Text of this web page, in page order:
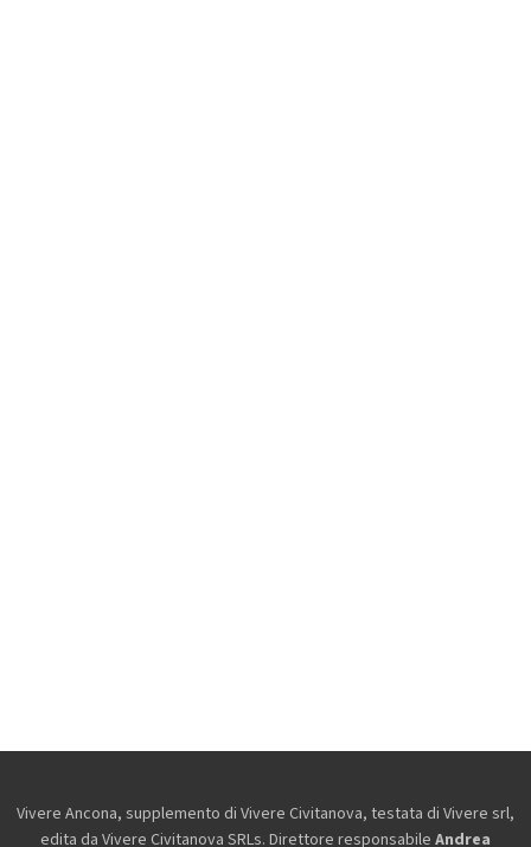
Vivere Ancona, supplemento di Vivere Civitanova, testata di Vivere srl,
edita da Vivere Civitanova SRLs. Direttore responsabile Andrea